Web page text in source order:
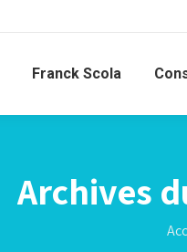
Franck Scola
Archives